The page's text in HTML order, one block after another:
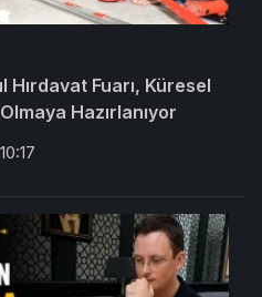
Hırdavat Fuarı, Küresel
Hazırlanıyor